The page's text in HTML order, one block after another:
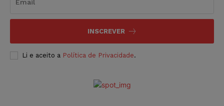
INSCREVER
Li e aceito a Política de Privacidade.